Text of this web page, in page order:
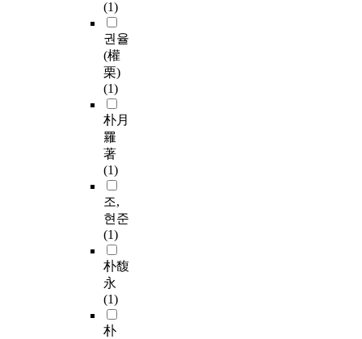
(1)
권율
(權
栗)
(1)
朴月
羅
著
(1)
조,
현준
(1)
朴馥
永
(1)
朴